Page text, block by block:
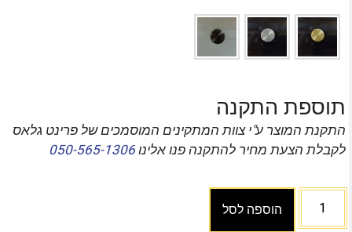
תוספת התקנה
התקנת המוצר ע"י צוות המתקינים המוסמכים של פרינט גלאס
לקבלת הצעת מחיר להתקנה פנו אלינו050-565-1306
הוספה לסל